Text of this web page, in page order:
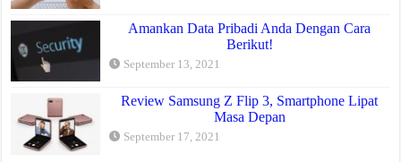
Amankan Data Pribadi Anda Dengan Cara
Berikut!
September 13, 2021
Review Samsung Z Flip 3, Smartphone Lipat
Masa Depan
September 17, 2021